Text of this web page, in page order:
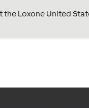
Loxone United